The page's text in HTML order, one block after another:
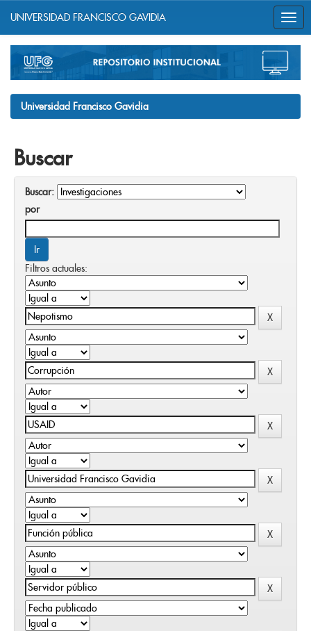
navigation
UNIVERSIDAD FRANCISCO GAVIDIA
Universidad Francisco Gavidia
Buscar
Buscar:
por
Filtros actuales: